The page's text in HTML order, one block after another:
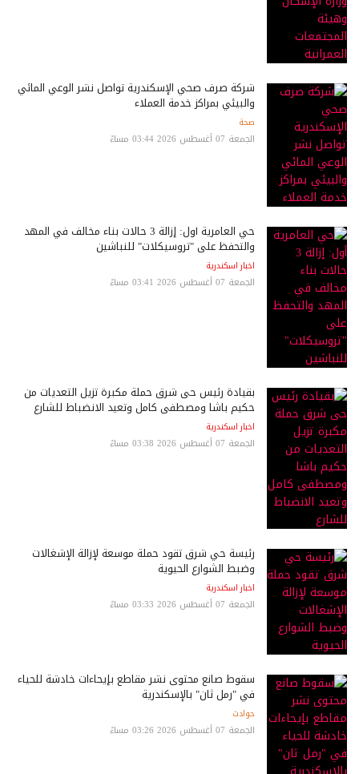
شركة صرف صحي الإسكندرية تواصل نشر الوعي المائي
والبيئي بمراكز خدمة العملاء
صحة
الجمعة 07 أغسطس 2026 03:44 مساءً
حي العامرية أول: إزالة 3 حالات بناء مخالف في المهد
والتحفظ على "تروسيكلات" للنباشين
اخبار اسكندرية
الجمعة 07 أغسطس 2026 03:41 مساءً
بقيادة رئيس حى شرق حملة مكبرة تزيل التعديات من
حكيم باشا ومصطفى كامل وتعيد الانضباط للشارع
اخبار اسكندرية
الجمعة 07 أغسطس 2026 03:38 مساءً
رئيسة حي شرق تقود حملة موسعة لإزالة الإشغالات
وضبط الشوارع الحيوية
اخبار اسكندرية
الجمعة 07 أغسطس 2026 03:33 مساءً
سقوط صانع محتوى نشر مقاطع بإيحاءات خادشة للحياء
في "رمل ثان" بالإسكندرية
حوادث
الجمعة 07 أغسطس 2026 03:26 مساءً